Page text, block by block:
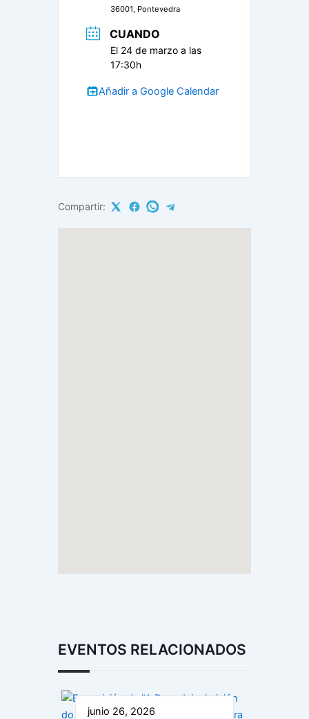
36001, Pontevedra
CUANDO
El 24 de marzo a las
17:30h
Añadir a Google Calendar
Compartir:
EVENTOS RELACIONADOS
junio 26, 2026